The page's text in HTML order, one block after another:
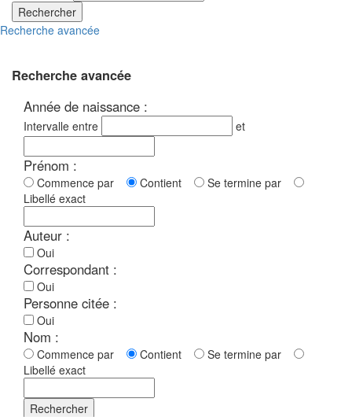
Rechercher
Recherche avancée
Recherche avancée
Année de naissance :
Intervalle entre et
Prénom :
Commence par Contient
Se termine par
Libellé exact
Auteur :
Oui
Correspondant :
Oui
Personne citée :
Oui
Nom :
Commence par Contient
Se termine par
Libellé exact
Rechercher